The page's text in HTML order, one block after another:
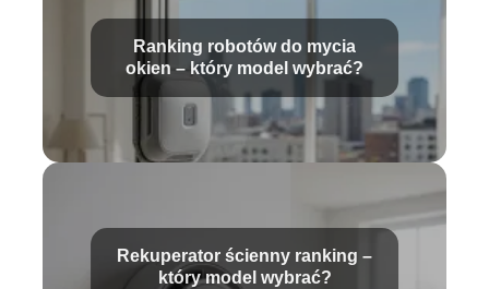
Ranking robotów do mycia
okien – który model wybrać?
Rekuperator ścienny ranking –
który model wybrać?